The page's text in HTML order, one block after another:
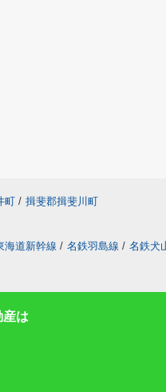
町 / 揖斐郡揖斐川町
海道新幹線 / 名鉄羽島線 / 名鉄犬
は